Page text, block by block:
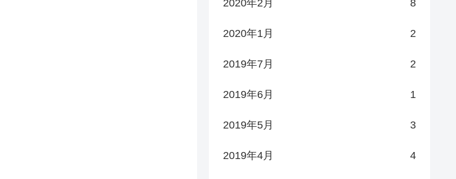
2020年2月 8
2020年1月 2
2019年7月 2
2019年6月 1
2019年5月 3
2019年4月 4